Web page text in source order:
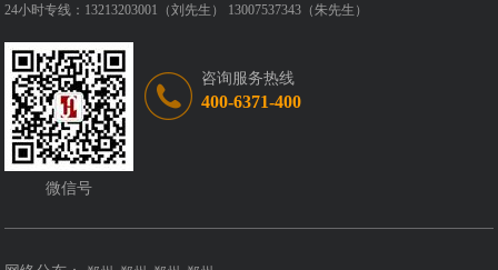
24小时专线：13213203001（刘先生） 13007537343（朱先生）
微信号
咨询服务热线
400-6371-400